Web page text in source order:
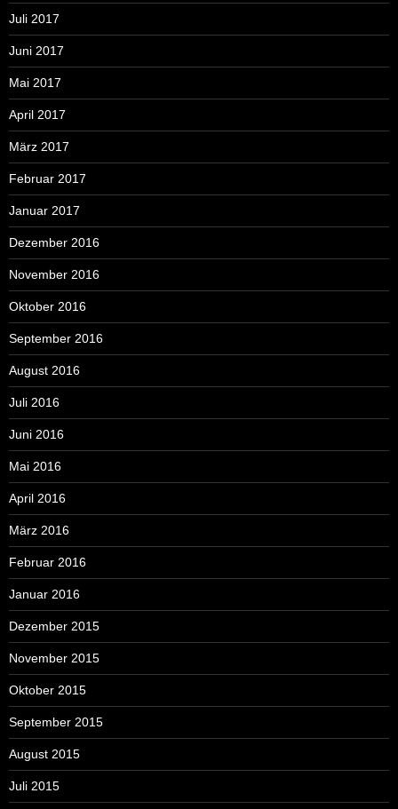
Juli 2017
Juni 2017
Mai 2017
April 2017
März 2017
Februar 2017
Januar 2017
Dezember 2016
November 2016
Oktober 2016
September 2016
August 2016
Juli 2016
Juni 2016
Mai 2016
April 2016
März 2016
Februar 2016
Januar 2016
Dezember 2015
November 2015
Oktober 2015
September 2015
August 2015
Juli 2015